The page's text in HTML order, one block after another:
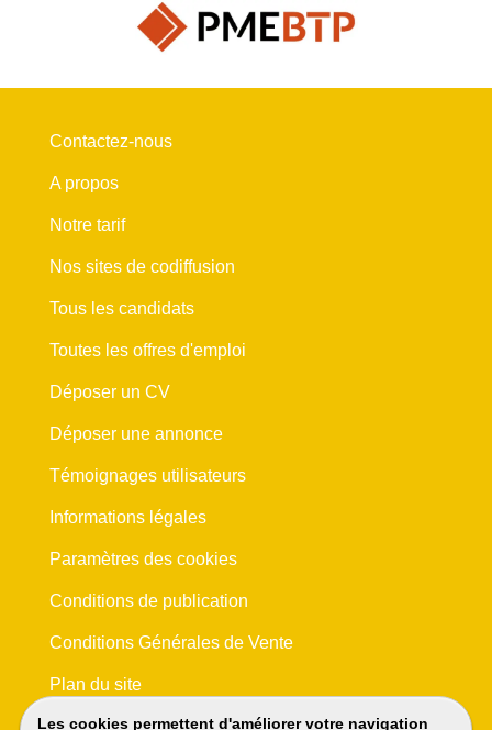
Les cookies permettent d'améliorer votre navigation
Contactez-nous
A propos
Notre tarif
Nos sites de codiffusion
Tous les candidats
Toutes les offres d'emploi
Déposer un CV
Déposer une annonce
Témoignages utilisateurs
Informations légales
Paramètres des cookies
Conditions de publication
Conditions Générales de Vente
Plan du site